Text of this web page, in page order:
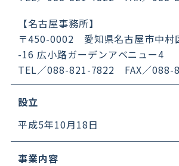
【名古屋事務所】
〒450-0002 愛知県名古屋市中村
-16 広小路ガーデンアベニュー4
TEL／088-821-7822 FAX／088-
設立
平成5年10月18日
事業内容